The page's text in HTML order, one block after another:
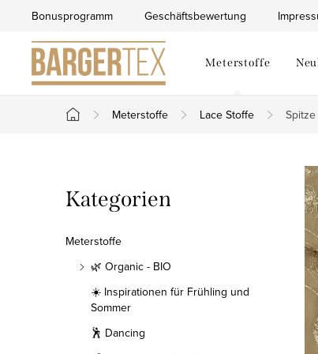
springen
Bonusprogramm Geschäftsbewertung
Meterstoffe
Startseite
Meterstoffe Lace Stoffe
e
i
Kategorien
überspringen
Kategorien
Meterstoffe
🌿 Organic - BIO
☀️ Inspirationen für Frühling und
Sommer
🕺 Dancing